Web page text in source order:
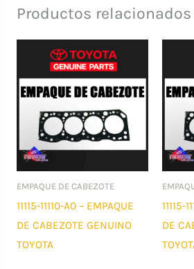
Productos relacionados
EMPAQUE DE CABEZOTE
11115-11110-A0 – EMPAQUE
DE CABEZOTE GENUINO
TOYOTA
11115-
DE